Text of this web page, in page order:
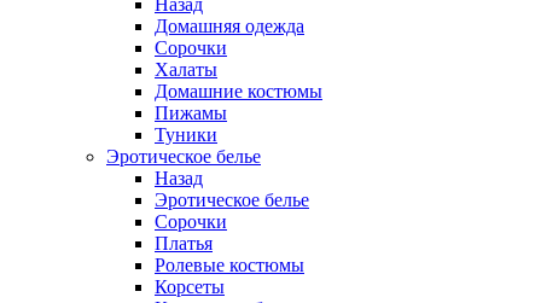
Назад
Домашняя одежда
Сорочки
Халаты
Домашние костюмы
Пижамы
Туники
Эротическое белье
Назад
Эротическое белье
Сорочки
Платья
Ролевые костюмы
Корсеты